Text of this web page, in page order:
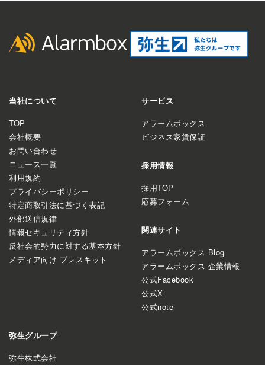
当社について
TOP
会社概要
お問い合わせ
ニュース一覧
利用規約
プライバシーポリシー
特定商取引法に基づく表記
外部送信規律
情報セキュリティ方針
反社会的勢力に対する基本方針
メディア向け プレスキット
サービス
アラームボックス
ビジネス家賃保証
採用情報
採用TOP
応募フォーム
関連サイト
アラームボックス Blog
アラームボックス 企業情報
公式Facebook
公式X
公式note
弥生グループ
弥生株式会社